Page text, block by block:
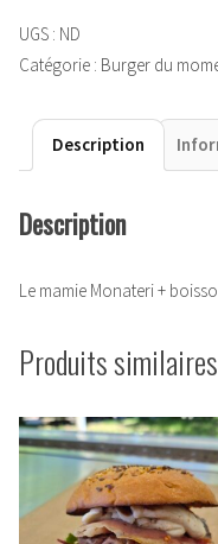
menu
UGS : ND
Catégorie : Burger du
Description
Description
Le mamie Monateri +
Produits similaires